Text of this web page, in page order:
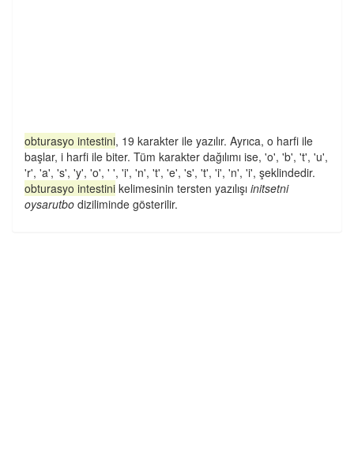
obturasyo intestini, 19 karakter ile yazılır. Ayrıca, o harfi ile
başlar, i harfi ile biter. Tüm karakter dağılımı ise, 'o', 'b', 't', 'u',
'r', 'a', 's', 'y', 'o', ' ', 'i', 'n', 't', 'e', 's', 't', 'i', 'n', 'i', şeklindedir.
obturasyo intestini kelimesinin tersten yazılışı initsetni
oysarutbo diziliminde gösterilir.